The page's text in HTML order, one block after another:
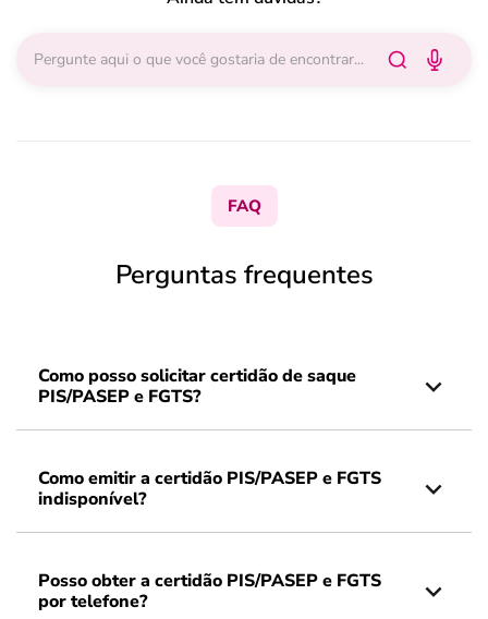
FAQ
Perguntas frequentes
Como posso solicitar certidão de saque
PIS/PASEP e FGTS?
Como emitir a certidão PIS/PASEP e FGTS
indisponível?
Posso obter a certidão PIS/PASEP e FGTS
por telefone?